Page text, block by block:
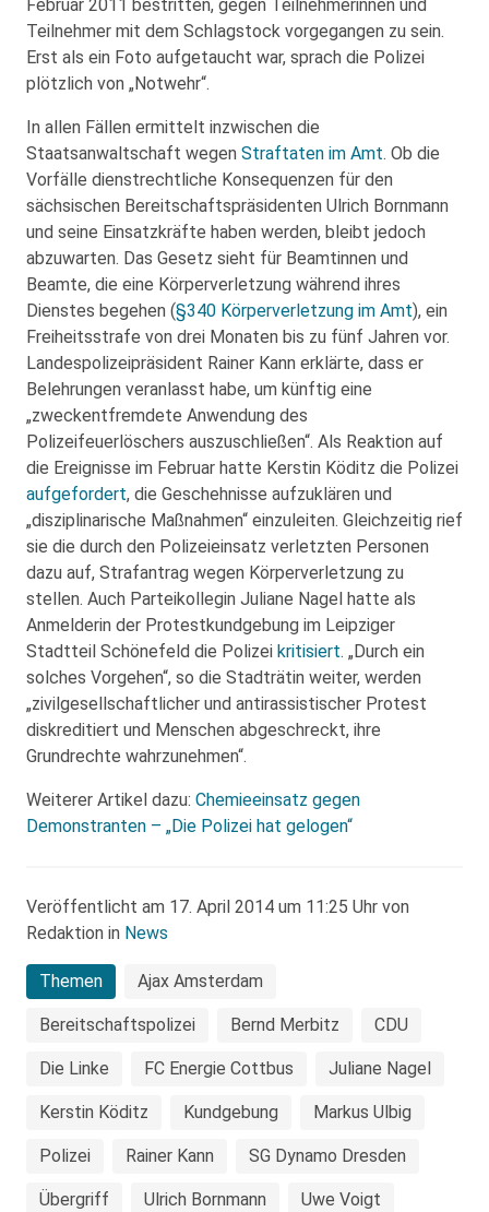
Februar 2011 bestritten, gegen Teilnehmerinnen und
Teilnehmer mit dem Schlagstock vorgegangen zu sein.
Erst als ein Foto aufgetaucht war, sprach die Polizei
plötzlich von „Notwehr“.
In allen Fällen ermittelt inzwischen die
Staatsanwaltschaft wegen Straftaten im Amt. Ob die
Vorfälle dienstrechtliche Konsequenzen für den
sächsischen Bereitschaftspräsidenten Ulrich Bornmann
und seine Einsatzkräfte haben werden, bleibt jedoch
abzuwarten. Das Gesetz sieht für Beamtinnen und
Beamte, die eine Körperverletzung während ihres
Dienstes begehen (§340 Körperverletzung im Amt), ein
Freiheitsstrafe von drei Monaten bis zu fünf Jahren vor.
Landespolizeipräsident Rainer Kann erklärte, dass er
Belehrungen veranlasst habe, um künftig eine
„zweckentfremdete Anwendung des
Polizeifeuerlöschers auszuschließen“. Als Reaktion auf
die Ereignisse im Februar hatte Kerstin Köditz die Polizei
aufgefordert, die Geschehnisse aufzuklären und
„disziplinarische Maßnahmen“ einzuleiten. Gleichzeitig rief
sie die durch den Polizeieinsatz verletzten Personen
dazu auf, Strafantrag wegen Körperverletzung zu
stellen. Auch Parteikollegin Juliane Nagel hatte als
Anmelderin der Protestkundgebung im Leipziger
Stadtteil Schönefeld die Polizei kritisiert. „Durch ein
solches Vorgehen“, so die Stadträtin weiter, werden
„zivilgesellschaftlicher und antirassistischer Protest
diskreditiert und Menschen abgeschreckt, ihre
Grundrechte wahrzunehmen“.
Weiterer Artikel dazu: Chemieeinsatz gegen
Demonstranten – „Die Polizei hat gelogen“
Veröffentlicht am 17. April 2014 um 11:25 Uhr von
Redaktion in News
Themen Ajax Amsterdam
Bereitschaftspolizei Bernd Merbitz CDU
Die Linke FC Energie Cottbus Juliane Nagel
Kerstin Köditz Kundgebung Markus Ulbig
Polizei Rainer Kann SG Dynamo Dresden
Übergriff Ulrich Bornmann Uwe Voigt